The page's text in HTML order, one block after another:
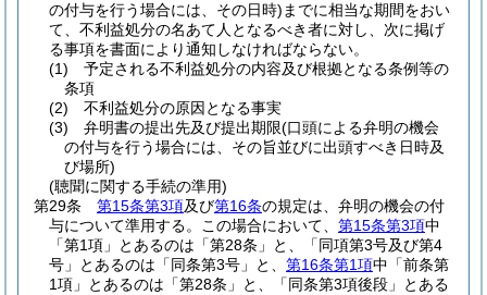
の付与を行う場合には、その日時) までに相当な期間をおい
て、不利益処分の名あて人となるべき者に対し、次に掲げ
る事項を書面により通知しなければならない。
(1)
予定される不利益処分の内容及び根拠となる条例等の
条項
(2)
不利益処分の原因となる事実
(3)
弁明書の提出先及び提出期限(口頭による弁明の機会
の付与を行う場合には、その旨並びに出頭すべき日時及
び場所)
(聴聞に関する手続の準用)
第29条
第15条第3項及び第16条の規定は、弁明の機会の付
与について準用する。
この場合において、 第15条第3項中
「第1項」とあるのは「第28条」と、「同項第3号及び第4
号」とあるのは「同条第3号」と、 第16条第1項中「前条第
1項」とあるのは「第28条」と、「同条第3項後段」とある